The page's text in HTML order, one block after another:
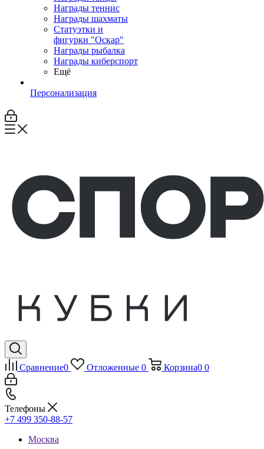
Награды теннис
Награды шахматы
Статуэтки и
фигурки "Оскар"
Награды рыбалка
Награды киберспорт
Ещё
Персонализация
Сравнение0 Отложенные 0 Корзина0 0
Телефоны
+7 499 350-88-57
Москва